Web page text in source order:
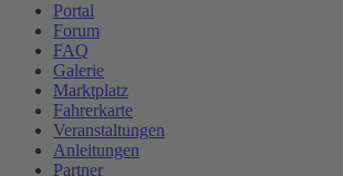
Portal
Forum
FAQ
Galerie
Marktplatz
Fahrerkarte
Veranstaltungen
Anleitungen
Partner